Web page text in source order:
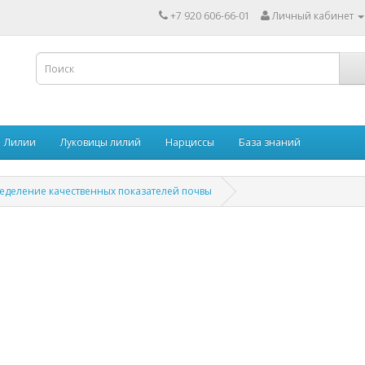
+7 920 606-66-01 Личный кабинет
Лилии Луковицы лилий Нарциссы База знаний
качественных показателей почвы